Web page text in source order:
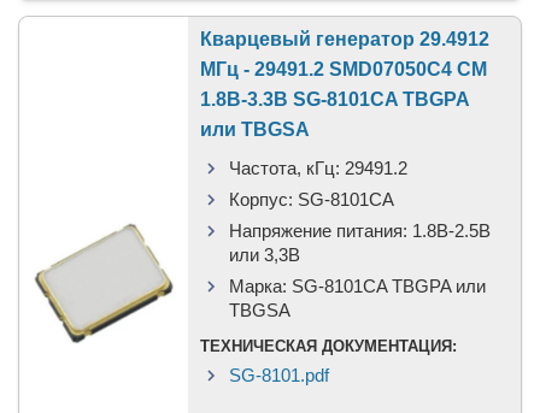
Кварцевый генератор 29.4912
МГц - 29491.2 SMD07050C4 CM
1.8В-3.3В SG-8101CA TBGPA
или TBGSA
Частота, кГц: 29491.2
Корпус: SG-8101CA
Напряжение питания: 1.8В-2.5B
или 3,3B
Марка: SG-8101CA TBGPA или
TBGSA
ТЕХНИЧЕСКАЯ ДОКУМЕНТАЦИЯ:
SG-8101.pdf